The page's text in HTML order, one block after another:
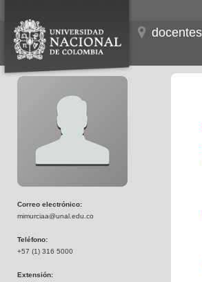
Correo electrónico:
mimurciaa@unal.edu.co
Teléfono:
+57 (1) 316 5000
Extensión: